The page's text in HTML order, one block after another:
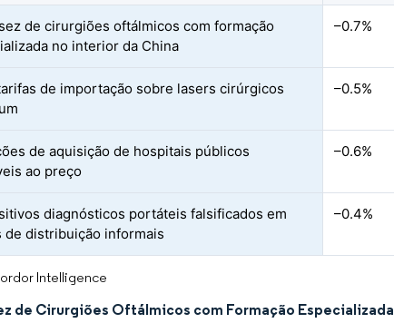
de cirurgiões oftálmicos com formação
no interior da China
–0.7%
de importação sobre lasers cirúrgicos
–0.5%
de aquisição de hospitais públicos
ao preço
–0.6%
diagnósticos portáteis falsificados em
de distribuição informais
–0.4%
Intelligence
de Cirurgiões Oftálmicos com Formação Especializada